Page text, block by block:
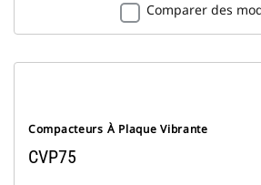
Comparer des
Compacteurs À Plaque Vibrante
CVP75